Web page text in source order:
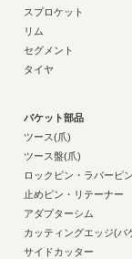
スプロケット
リム
セグメント
タイヤ
バケット部品
ツース(爪)
ツース盤(爪)
ロックピン・ラバーピン
止めピン・リテーナー
アダプターシム
カッティングエッジ(バ
サイドカッター